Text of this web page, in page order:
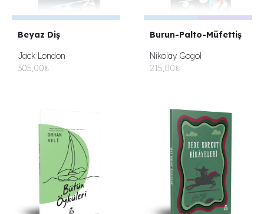
Beyaz Diş
Jack London
305,00₺
Burun-Palto-Müfettiş
Nikolay Gogol
215,00₺